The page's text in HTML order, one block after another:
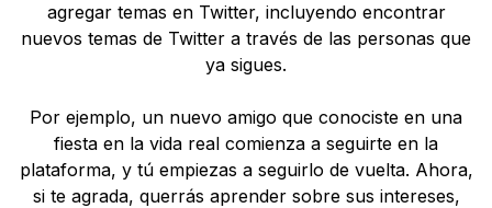
agregar temas en Twitter, incluyendo encontrar
nuevos temas de Twitter a través de las personas que
ya sigues.
Por ejemplo, un nuevo amigo que conociste en una
fiesta en la vida real comienza a seguirte en la
plataforma, y tú empiezas a seguirlo de vuelta. Ahora,
si te agrada, querrás aprender sobre sus intereses,